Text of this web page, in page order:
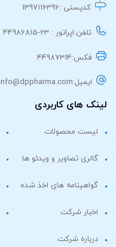
کدپستی : 1397116396
تلفن:اپراتور : 23-44986815
فکس:44987314
ایمیل:info@dppharma.com
لینک های کاربردی
لیست محصولات
گالری تصاویر و ویدئو ها
گواهینامه های اخذ شده
اخبار شرکت
درباره شرکت